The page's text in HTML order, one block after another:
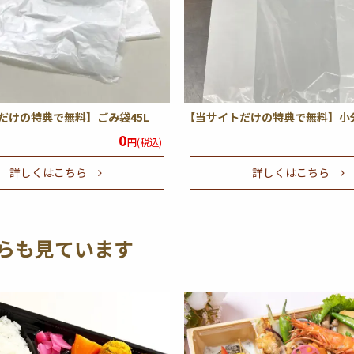
けの特典で無料】ごみ袋45L
0円(税込)
詳しくはこちら
【当サイトだけの特典で無料】
詳しくはこちら
も見ています